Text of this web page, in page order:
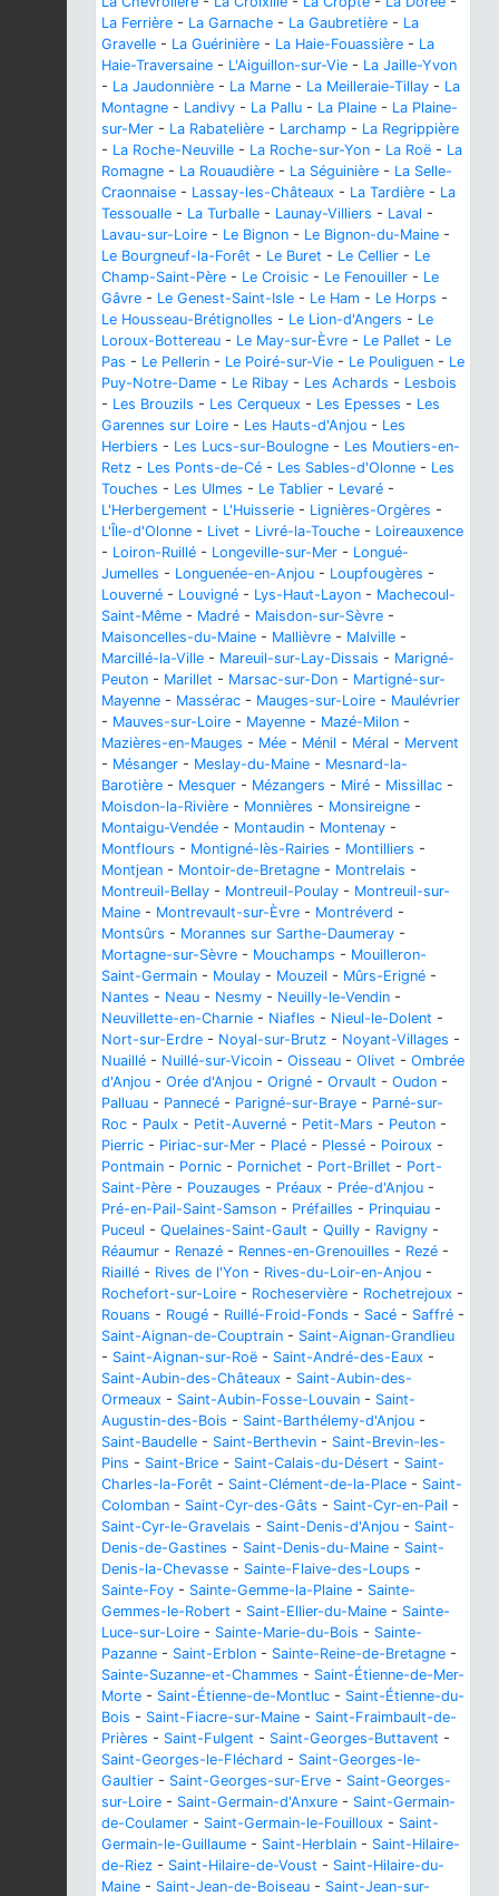
La Ferrière - La Garnache - La Gaubretière - La
Gravelle - La Guérinière - La Haie-Fouassière - La
Haie-Traversaine - L'Aiguillon-sur-Vie - La Jaille-Yvon
- La Jaudonnière - La Marne - La Meilleraie-Tillay - La
Montagne - Landivy - La Pallu - La Plaine - La Plaine-
sur-Mer - La Rabatelière - Larchamp - La Regrippière
- La Roche-Neuville - La Roche-sur-Yon - La Roë - La
Romagne - La Rouaudière - La Séguinière - La Selle-
Craonnaise - Lassay-les-Châteaux - La Tardière - La
Tessoualle - La Turballe - Launay-Villiers - Laval -
Lavau-sur-Loire - Le Bignon - Le Bignon-du-Maine -
Le Bourgneuf-la-Forêt - Le Buret - Le Cellier - Le
Champ-Saint-Père - Le Croisic - Le Fenouiller - Le
Gâvre - Le Genest-Saint-Isle - Le Ham - Le Horps -
Le Housseau-Brétignolles - Le Lion-d'Angers - Le
Loroux-Bottereau - Le May-sur-Èvre - Le Pallet - Le
Pas - Le Pellerin - Le Poiré-sur-Vie - Le Pouliguen - Le
Puy-Notre-Dame - Le Ribay - Les Achards - Lesbois
- Les Brouzils - Les Cerqueux - Les Epesses - Les
Garennes sur Loire - Les Hauts-d'Anjou - Les
Herbiers - Les Lucs-sur-Boulogne - Les Moutiers-en-
Retz - Les Ponts-de-Cé - Les Sables-d'Olonne - Les
Touches - Les Ulmes - Le Tablier - Levaré -
L'Herbergement - L'Huisserie - Lignières-Orgères -
L'Île-d'Olonne - Livet - Livré-la-Touche - Loireauxence
- Loiron-Ruillé - Longeville-sur-Mer - Longué-
Jumelles - Longuenée-en-Anjou - Loupfougères -
Louverné - Louvigné - Lys-Haut-Layon - Machecoul-
Saint-Même - Madré - Maisdon-sur-Sèvre -
Maisoncelles-du-Maine - Mallièvre - Malville -
Marcillé-la-Ville - Mareuil-sur-Lay-Dissais - Marigné-
Peuton - Marillet - Marsac-sur-Don - Martigné-sur-
Mayenne - Massérac - Mauges-sur-Loire - Maulévrier
- Mauves-sur-Loire - Mayenne - Mazé-Milon -
Mazières-en-Mauges - Mée - Ménil - Méral - Mervent
- Mésanger - Meslay-du-Maine - Mesnard-la-
Barotière - Mesquer - Mézangers - Miré - Missillac -
Moisdon-la-Rivière - Monnières - Monsireigne -
Montaigu-Vendée - Montaudin - Montenay -
Montflours - Montigné-lès-Rairies - Montilliers -
Montjean - Montoir-de-Bretagne - Montrelais -
Montreuil-Bellay - Montreuil-Poulay - Montreuil-sur-
Maine - Montrevault-sur-Èvre - Montréverd -
Montsûrs - Morannes sur Sarthe-Daumeray -
Mortagne-sur-Sèvre - Mouchamps - Mouilleron-
Saint-Germain - Moulay - Mouzeil - Mûrs-Erigné -
Nantes - Neau - Nesmy - Neuilly-le-Vendin -
Neuvillette-en-Charnie - Niafles - Nieul-le-Dolent -
Nort-sur-Erdre - Noyal-sur-Brutz - Noyant-Villages -
Nuaillé - Nuillé-sur-Vicoin - Oisseau - Olivet - Ombrée
d'Anjou - Orée d'Anjou - Origné - Orvault - Oudon -
Palluau - Pannecé - Parigné-sur-Braye - Parné-sur-
Roc - Paulx - Petit-Auverné - Petit-Mars - Peuton -
Pierric - Piriac-sur-Mer - Placé - Plessé - Poiroux -
Pontmain - Pornic - Pornichet - Port-Brillet - Port-
Saint-Père - Pouzauges - Préaux - Prée-d'Anjou -
Pré-en-Pail-Saint-Samson - Préfailles - Prinquiau -
Puceul - Quelaines-Saint-Gault - Quilly - Ravigny -
Réaumur - Renazé - Rennes-en-Grenouilles - Rezé -
Riaillé - Rives de l'Yon - Rives-du-Loir-en-Anjou -
Rochefort-sur-Loire - Rocheservière - Rochetrejoux -
Rouans - Rougé - Ruillé-Froid-Fonds - Sacé - Saffré -
Saint-Aignan-de-Couptrain - Saint-Aignan-Grandlieu
- Saint-Aignan-sur-Roë - Saint-André-des-Eaux -
Saint-Aubin-des-Châteaux - Saint-Aubin-des-
Ormeaux - Saint-Aubin-Fosse-Louvain - Saint-
Augustin-des-Bois - Saint-Barthélemy-d'Anjou -
Saint-Baudelle - Saint-Berthevin - Saint-Brevin-les-
Pins - Saint-Brice - Saint-Calais-du-Désert - Saint-
Charles-la-Forêt - Saint-Clément-de-la-Place - Saint-
Colomban - Saint-Cyr-des-Gâts - Saint-Cyr-en-Pail -
Saint-Cyr-le-Gravelais - Saint-Denis-d'Anjou - Saint-
Denis-de-Gastines - Saint-Denis-du-Maine - Saint-
Denis-la-Chevasse - Sainte-Flaive-des-Loups -
Sainte-Foy - Sainte-Gemme-la-Plaine - Sainte-
Gemmes-le-Robert - Saint-Ellier-du-Maine - Sainte-
Luce-sur-Loire - Sainte-Marie-du-Bois - Sainte-
Pazanne - Saint-Erblon - Sainte-Reine-de-Bretagne -
Sainte-Suzanne-et-Chammes - Saint-Étienne-de-Mer-
Morte - Saint-Étienne-de-Montluc - Saint-Étienne-du-
Bois - Saint-Fiacre-sur-Maine - Saint-Fraimbault-de-
Prières - Saint-Fulgent - Saint-Georges-Buttavent -
Saint-Georges-le-Fléchard - Saint-Georges-le-
Gaultier - Saint-Georges-sur-Erve - Saint-Georges-
sur-Loire - Saint-Germain-d'Anxure - Saint-Germain-
de-Coulamer - Saint-Germain-le-Fouilloux - Saint-
Germain-le-Guillaume - Saint-Herblain - Saint-Hilaire-
de-Riez - Saint-Hilaire-de-Voust - Saint-Hilaire-du-
Maine - Saint-Jean-de-Boiseau - Saint-Jean-sur-